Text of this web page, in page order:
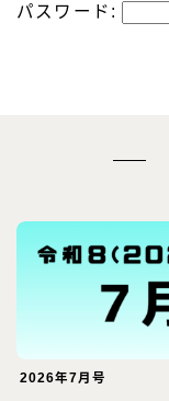
テニスコート
パスワード:
2026年7月号